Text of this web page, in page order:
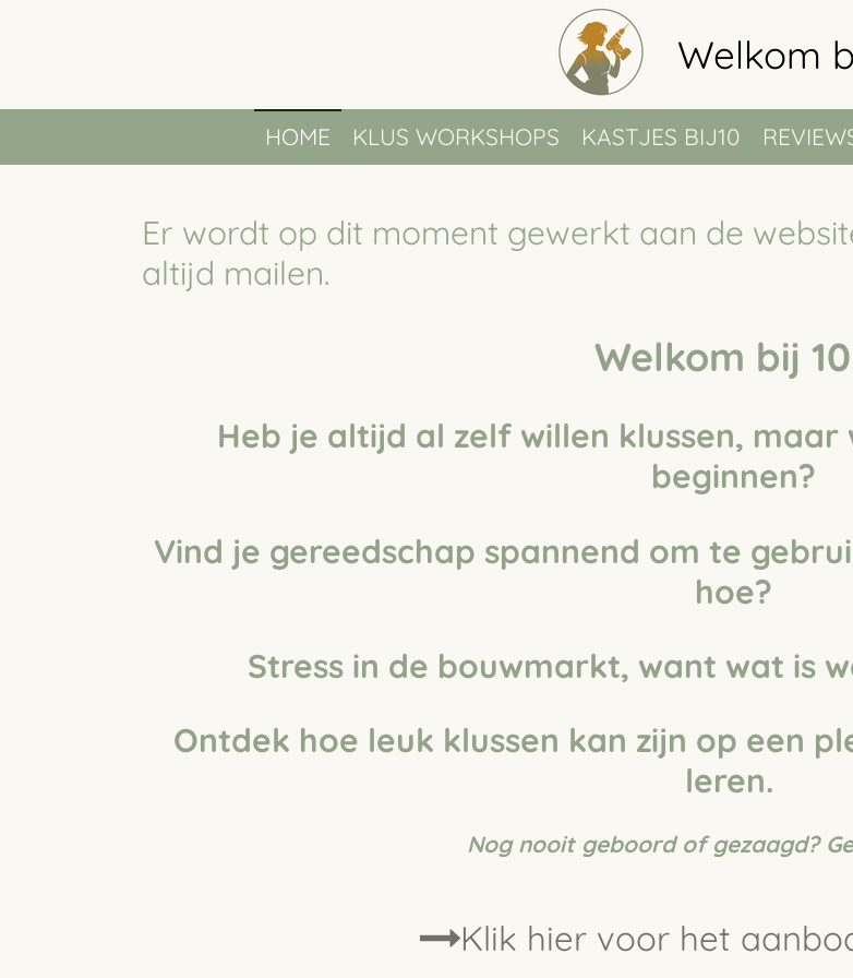
naar
Welkom
HOME KLUS WORKSHOPS KASTJES BIJ10
Er wordt op dit moment gewerkt aan de
altijd mailen.
Welkom bij
Heb je altijd al zelf willen klussen,
beginnen?
Vind je gereedschap spannend om te
hoe?
Stress in de bouwmarkt, want wat is
Ontdek hoe leuk klussen kan zijn op een
leren.
Nog nooit geboord of gezaagd?
Klik hier voor het